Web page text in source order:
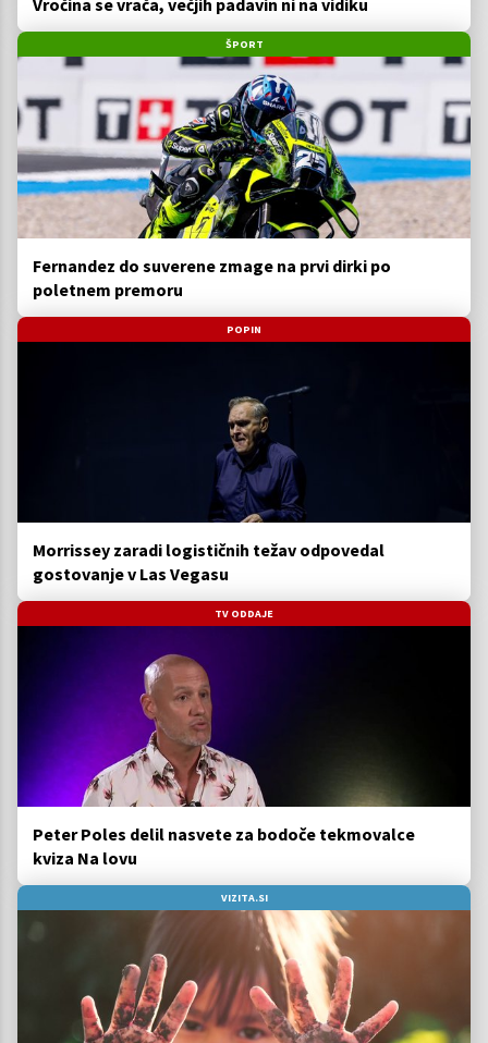
Vročina se vrača, večjih padavin ni na vidiku
ŠPORT
Fernandez do suverene zmage na prvi dirki po
poletnem premoru
POPIN
Morrissey zaradi logističnih težav odpovedal
gostovanje v Las Vegasu
TV ODDAJE
Peter Poles delil nasvete za bodoče tekmovalce
kviza Na lovu
VIZITA.SI